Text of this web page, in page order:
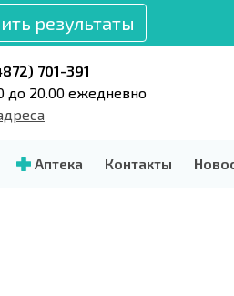
результаты
701-391
до 20.00 ежедневно
Аптека Контакты